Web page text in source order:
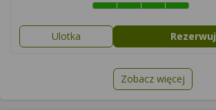
Ulotka Rezerwuj
Zobacz więcej